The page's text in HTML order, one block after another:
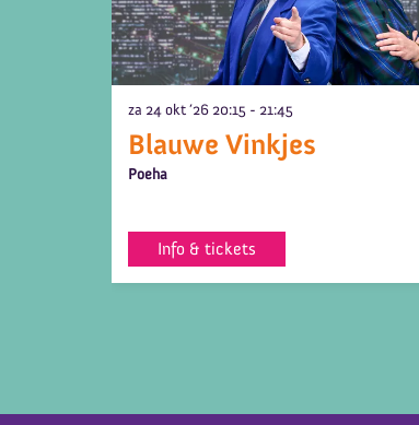
Blauwe Vinkjes
Poeha
za 24 okt ’26 20:15 - 21:45
Info & tickets